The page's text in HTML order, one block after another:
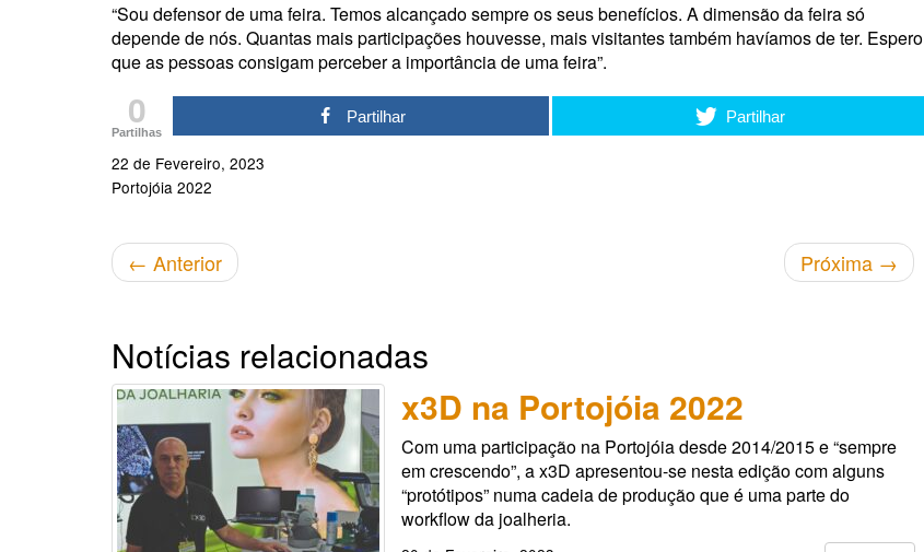
“Sou defensor de uma feira. Temos alcançado sempre os seus benefícios. A dimensão da feira só
depende de nós. Quantas mais participações houvesse, mais visitantes também havíamos de ter. Espero
que as pessoas consigam perceber a importância de uma feira”.
0
Partilhas
Partilhar Partilhar
22 de Fevereiro, 2023
Portojóia 2022
← Anterior Próxima →
Notícias relacionadas
x3D na Portojóia 2022
Com uma participação na Portojóia desde 2014/2015 e “sempre
em crescendo”, a x3D apresentou-se nesta edição com alguns
“protótipos” numa cadeia de produção que é uma parte do
workflow da joalheria.